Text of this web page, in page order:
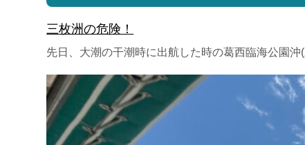
三枚洲の危険！
先日、大潮の干潮時に出航した時の葛西臨海公園沖(